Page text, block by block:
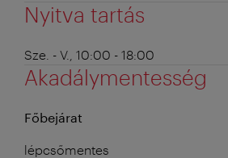
Nyitva tartás
Sze. - V., 10:00 - 18:00
Akadálymentesség
Főbejárat
lépcsőmentes